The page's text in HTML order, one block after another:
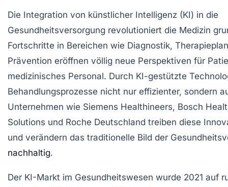
Die Integration von künstlicher Intelligenz (KI) in die
Gesundheitsversorgung revolutioniert die Medizin
Fortschritte in Bereichen wie Diagnostik,
Prävention eröffnen völlig neue Perspektiven für
medizinisches Personal. Durch KI-gestützte
Behandlungsprozesse nicht nur effizienter, sondern
Unternehmen wie Siemens Healthineers, Bosch
Solutions und Roche Deutschland treiben diese
und verändern das traditionelle Bild der
nachhaltig.
Der KI-Markt im Gesundheitswesen wurde 2021 auf